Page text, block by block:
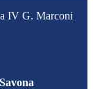
IV G. Marconi